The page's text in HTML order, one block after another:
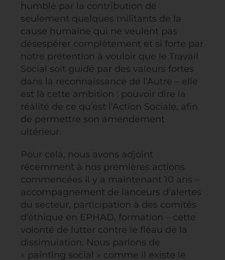
humble par la contribution de
seulement quelques militants de la
cause humaine qui ne veulent pas
désespérer complètement et si forte par
notre prétention à vouloir que le Travail
Social soit guidé par des valeurs fortes
dans la reconnaissance de l’Autre – elle
est là cette ambition : pouvoir dire la
réalité de ce qu’est l’Action Sociale, afin
de permettre son amendement
ultérieur.
Pour cela, nous avons adjoint
récemment à nos premières actions
commencées il y a maintenant 10 ans –
accompagnement de lanceurs d’alertes
du secteur, participation à des comités
d’éthique en EPHAD, formation – cette
volonté de lutter contre le fléau de la
dissimulation. Nous parlons de
« painting social » comme il existe le